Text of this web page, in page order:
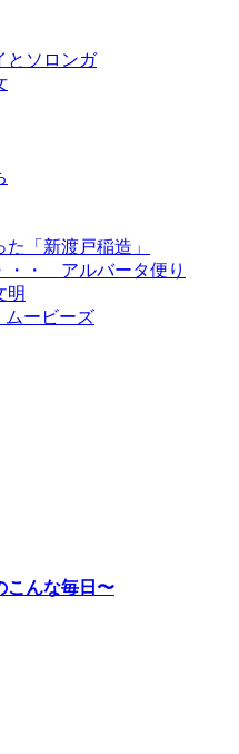
ソロンガ
「新渡戸稲造」
・・ アルバータ便り
明
ムービーズ
んな毎日〜